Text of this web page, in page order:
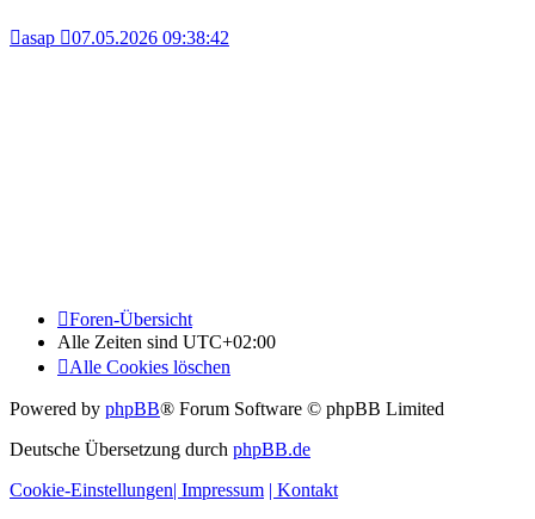
asap 07.05.2026 09:38:42
Foren-Übersicht
Alle Zeiten sind UTC+02:00
Alle Cookies löschen
Powered by phpBB® Forum Software © phpBB Limited
Deutsche Übersetzung durch phpBB.de
Cookie-Einstellungen| Impressum | Kontakt